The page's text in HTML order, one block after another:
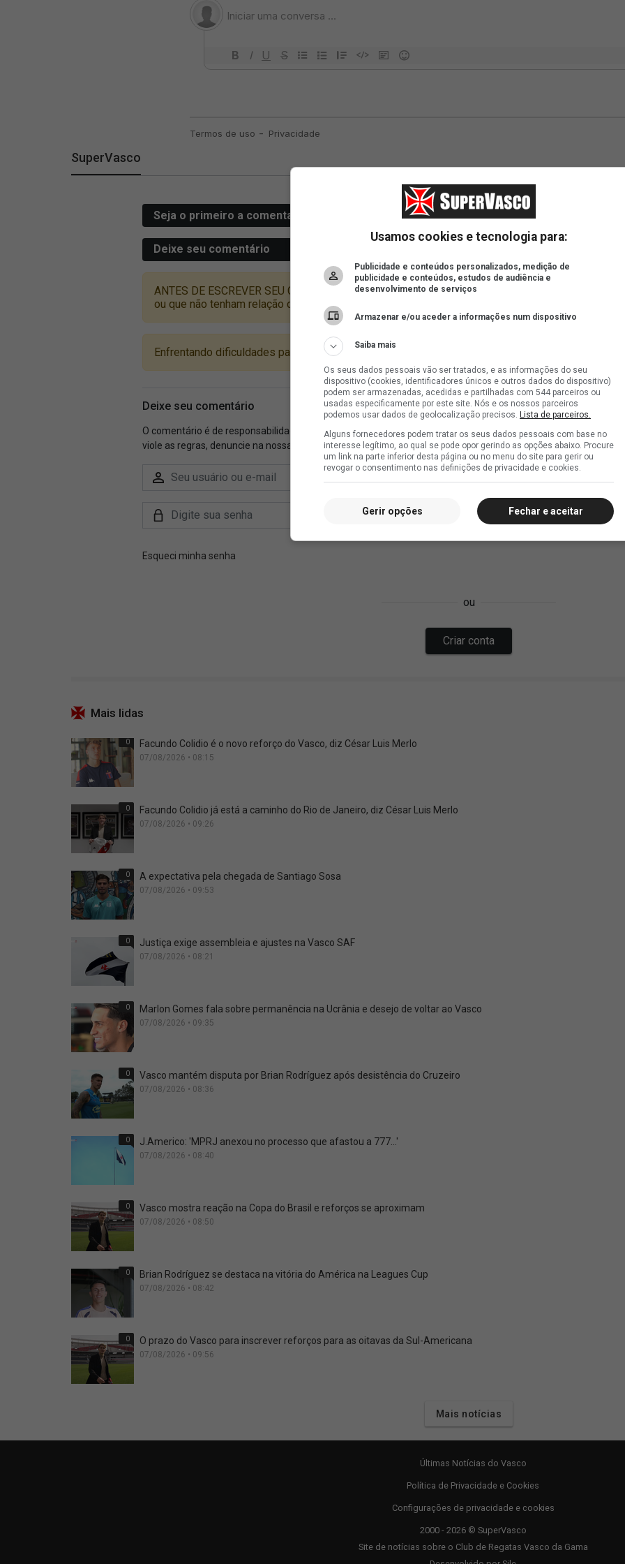
SuperVasco
Mais lidas
0 Facundo Colidio é o novo reforço do Vasco, diz César Luis Merlo
07/08/2026 • 08:15
0 Facundo Colidio já está a caminho do Rio de Janeiro, diz César Luis Merlo
07/08/2026 • 09:26
0 A expectativa pela chegada de Santiago Sosa
07/08/2026 • 09:53
0 Justiça exige assembleia e ajustes na Vasco SAF
07/08/2026 • 08:21
0 Marlon Gomes fala sobre permanência na Ucrânia e desejo de voltar ao Vasco
07/08/2026 • 09:35
0 Vasco mantém disputa por Brian Rodríguez após desistência do Cruzeiro
07/08/2026 • 08:36
0 J.Americo: 'MPRJ anexou no processo que afastou a 777...'
07/08/2026 • 08:40
0 Vasco mostra reação na Copa do Brasil e reforços se aproximam
07/08/2026 • 08:50
0 Brian Rodríguez se destaca na vitória do América na Leagues Cup
07/08/2026 • 08:42
0 O prazo do Vasco para inscrever reforços para as oitavas da Sul-Americana
07/08/2026 • 09:56
Mais notícias
Últimas Notícias do Vasco
Política de Privacidade e Cookies
Configurações de privacidade e cookies
2000 - 2026 © SuperVasco
Site de notícias sobre o Club de Regatas Vasco da Gama
Usamos cookies e tecnologia para:
Publicidade e conteúdos personalizados, medição de
publicidade e conteúdos, estudos de audiência e
desenvolvimento de serviços
Armazenar e/ou aceder a informações num dispositivo
Saiba mais
Os seus dados pessoais vão ser tratados, e as informações do seu
dispositivo (cookies, identificadores únicos e outros dados do dispositivo)
podem ser armazenadas, acedidas e partilhadas com 544 parceiros ou
usadas especificamente por este site. Nós e os nossos parceiros
podemos usar dados de geolocalização precisos. Lista de parceiros.
Alguns fornecedores podem tratar os seus dados pessoais com base no
interesse legítimo, ao qual se pode opor gerindo as opções abaixo. Procure
um link na parte inferior desta página ou no menu do site para gerir ou
revogar o consentimento nas definições de privacidade e cookies.
Fechar e aceitar
Gerir opções